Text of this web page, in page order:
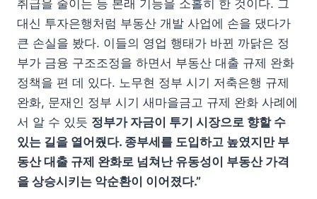
취급을 줄이는 등 본래 기능을 소홀히 한 것이다. 그
대신 투자은행처럼 부동산 개발 사업에 손을 댔다가
큰 손실을 봤다. 이들의 영업 행태가 바뀐 까닭은 정
부가 금융 구조조정을 하면서 부동산 대출 규제 완화
정책을 편 데 있다. 노무현 정부 시기 저축은행 규제
완화, 문재인 정부 시기 새마을금고 규제 완화 사례에
서 알 수 있듯 정부가 자금이 투기 시장으로 향할 수
있는 길을 열어줬다. 종부세를 도입하고 높였지만 부
동산 대출 규제 완화로 넘쳐난 유동성이 부동산 가격
을 상승시키는 악순환이 이어졌다.”